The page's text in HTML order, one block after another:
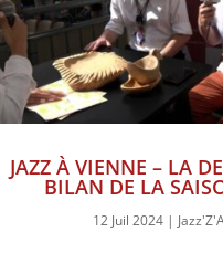
JAZZ À VIENNE – LA
BILAN DE LA
12 Juil 2024|